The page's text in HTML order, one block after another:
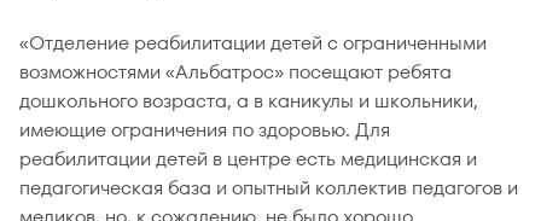
«Отделение реабилитации детей с ограниченными
возможностями «Альбатрос» посещают ребята
дошкольного возраста, а в каникулы и школьники,
имеющие ограничения по здоровью. Для
реабилитации детей в центре есть медицинская и
педагогическая база и опытный коллектив педагогов и